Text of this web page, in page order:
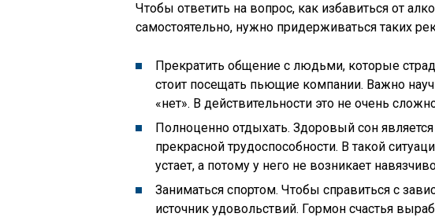
Чтобы ответить на вопрос, как избавиться от
самостоятельно, нужно придерживаться таких
Прекратить общение с людьми, которые
стоит посещать пьющие компании. Важно
«нет». В действительности это не очень
Полноценно отдыхать. Здоровый сон
прекрасной трудоспособности. В такой
устает, а потому у него не возникает
Заниматься спортом. Чтобы справиться с
источник удовольствий. Гормон счастья